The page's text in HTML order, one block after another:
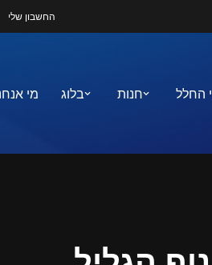
החשבון שלי
החלל חנות בלוג מי